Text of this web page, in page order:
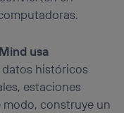
usa
datos históricos
estaciones
modo, construye un
del hogar
será más
en la